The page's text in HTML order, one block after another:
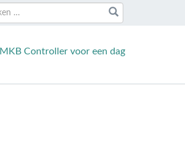
MKB Controller voor een dag